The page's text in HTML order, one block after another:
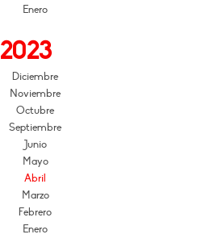
Enero
2023
Diciembre
Noviembre
Octubre
Septiembre
Junio
Mayo
Abril
Marzo
Febrero
Enero